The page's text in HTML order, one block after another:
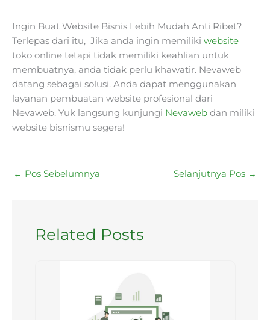
Ingin Buat Website Bisnis Lebih Mudah Anti Ribet?
Terlepas dari itu, Jika anda ingin memiliki website
toko online tetapi tidak memiliki keahlian untuk
membuatnya, anda tidak perlu khawatir. Nevaweb
datang sebagai solusi. Anda dapat menggunakan
layanan pembuatan website profesional dari
Nevaweb. Yuk langsung kunjungi Nevaweb dan miliki
website bisnismu segera!
← Pos Sebelumnya Selanjutnya Pos →
Related Posts